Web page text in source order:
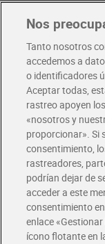
Pide hoy, recibe
Envío gratis por
Envío estandar por
Glovo y Uber Eats
Solicita tu factura
Únete al CLUB Dia
Disfruta las
Descárgate la APP
Folletos y Tiendas
Nos
Tanto nosotros
accedemos a
o identificadores
Aceptar todas,
rastreo apoyen
«nosotros y
proporcionar». Si
consentimiento,
rastreadores,
podrían dejar de
acceder a este
consentimiento
enlace
ícono flotante en